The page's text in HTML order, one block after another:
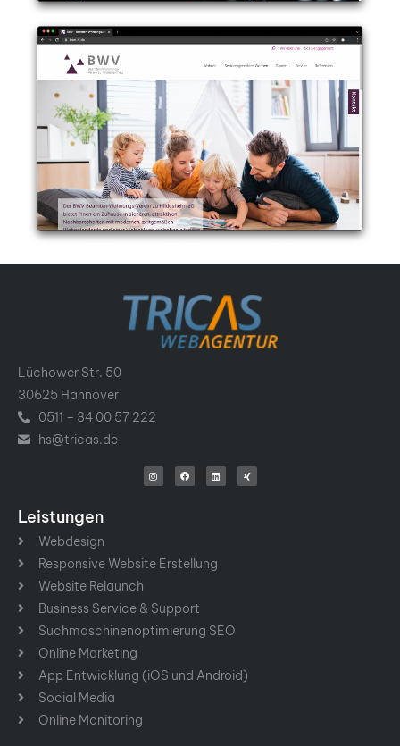
Lüchower Str. 50
30625 Hannover
0511 – 34 00 57 222
hs@tricas.de
Leistungen
Webdesign
Responsive Website Erstellung
Website Relaunch
Business Service & Support
Suchmaschinenoptimierung SEO
Online Marketing
App Entwicklung (iOS und Android)
Social Media
Online Monitoring